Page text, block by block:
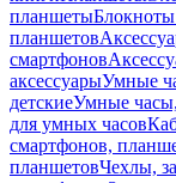
планшеты
планшетов
смартфонов
аксессуарыУмные
детскиеУмные
для умных часов
смартфонов,
планшетовЧехлы,